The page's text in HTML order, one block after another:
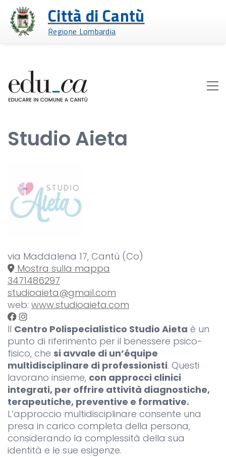
Città di Cantù
Regione Lombardia
Studio Aieta
via Maddalena 17, Cantù (Co)
Mostra sulla mappa
3471486297
studioaieta@gmail.com
web: www.studioaieta.com
Il Centro Polispecialistico Studio Aieta è un
punto di riferimento per il benessere psico-
fisico, che si avvale di un’équipe
multidisciplinare di professionisti. Questi
lavorano insieme, con approcci clinici
integrati, per offrire attività diagnostiche,
terapeutiche, preventive e formative.
L’approccio multidisciplinare consente una
presa in carico completa della persona,
considerando la complessità della sua
identità e le sue esigenze.